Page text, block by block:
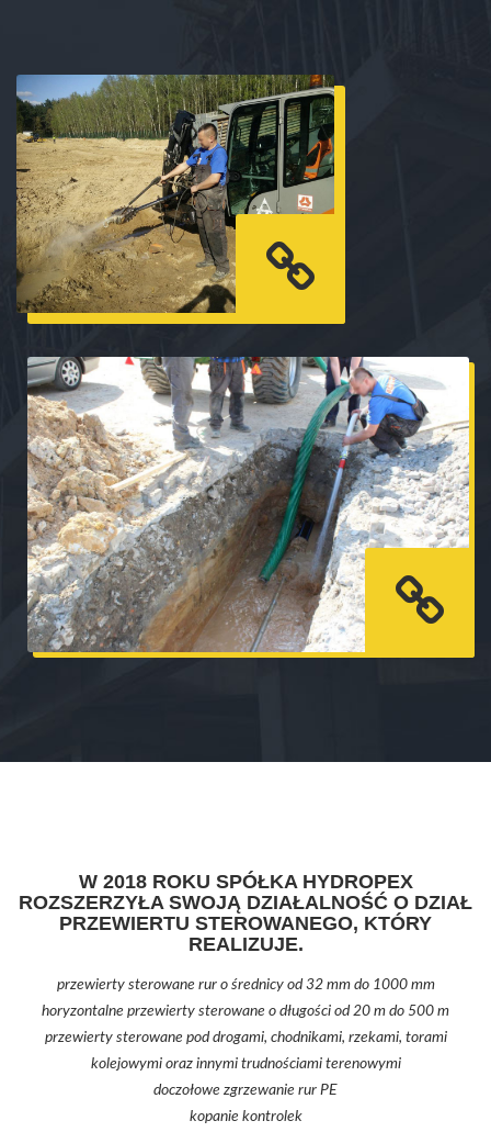
W 2018 ROKU SPÓŁKA HYDROPEX
ROZSZERZYŁA SWOJĄ DZIAŁALNOŚĆ O DZIAŁ
PRZEWIERTU STEROWANEGO, KTÓRY
REALIZUJE.
przewierty sterowane rur o średnicy od 32 mm do 1000 mm
horyzontalne przewierty sterowane o długości od 20 m do 500 m
przewierty sterowane pod drogami, chodnikami, rzekami, torami
kolejowymi oraz innymi trudnościami terenowymi
doczołowe zgrzewanie rur PE
kopanie kontrolek